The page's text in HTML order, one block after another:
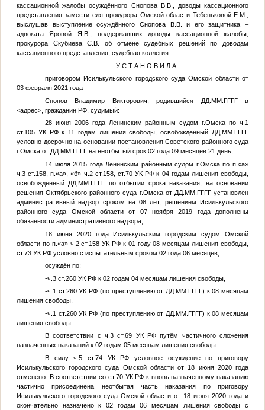
кассационной жалобы осуждённого Снопова В.В., доводы кассационного
представления заместителя прокурора Омской области Тебеньковой Е.М.,
выслушав выступление осуждённого Снопова В.В. и его защитника –
адвоката Яровой Я.В., поддержавших доводы кассационной жалобы,
прокурора Скубиёва С.В. об отмене судебных решений по доводам
кассационного представления, судебная коллегия
У С Т А Н О В И Л А:
приговором Исилькульского городского суда Омской области от
03 февраля 2021 года
Снопов Владимир Викторович, родившийся
ДД.ММ.ГГГГв
<адрес>, гражданин РФ, судимый:
28 июня 2006 года Ленинским районным судом г.Омска по ч.1
ст.105 УК РФ к 11 годам лишения свободы, освобождённый ДД.ММ.ГГГГ
условно-досрочно на основании постановления Советского районного суда
г.Омска от ДД.ММ.ГГГГна неотбытый срок 02 года 09 месяцев 21 день;
14 июля 2015 года Ленинским районным судом г.Омска по п.«а»
ч.3 ст.158, п.«а», «б» ч.2 ст.158, ст.70 УК РФ к 04 годам лишения свободы,
освобождённый ДД.ММ.ГГГГ по отбытии срока наказания, на основании
решения Октябрьского районного суда г.Омска от ДД.ММ.ГГГГустановлен
административный надзор сроком на 08 лет, решением Исилькульского
районного суда Омской области от 07 ноября 2019 года дополнены
обязанности административного надзора;
18 июня 2020 года Исилькульским городским судом Омской
области по п.«а» ч.2 ст.158 УК РФ к 01 году 08 месяцам лишения свободы,
ст.73 УК РФ условно с испытательным сроком 02 года 06 месяцев,
осуждён по:
-ч.3 ст.260 УК РФ к 02 годам 04 месяцам лишения свободы,
-ч.1 ст.260 УК РФ (по преступлению от ДД.ММ.ГГГГ) к 08 месяцам
лишения свободы,
-ч.1 ст.260 УК РФ (по преступлению от ДД.ММ.ГГГГ) к 08 месяцам
лишения свободы.
В соответствии с ч.3 ст.69 УК РФ путём частичного сложения
назначенных наказаний к 02 годам 05 месяцам лишения свободы.
В силу ч.5 ст.74 УК РФ условное осуждение по приговору
Исилькульского городского суда Омской области от 18 июня 2020 года
отменено. В соответствии со ст.70 УК РФ к вновь назначенному наказанию
частично присоединена неотбытая часть наказания по приговору
Исилькульского городского суда Омской области от 18 июня 2020 года и
окончательно назначено к 02 годам 06 месяцам лишения свободы с